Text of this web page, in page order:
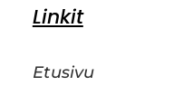
Linkit
Etusivu